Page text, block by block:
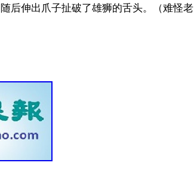
后伸出爪子扯破了雄狮的舌头。（难怪老